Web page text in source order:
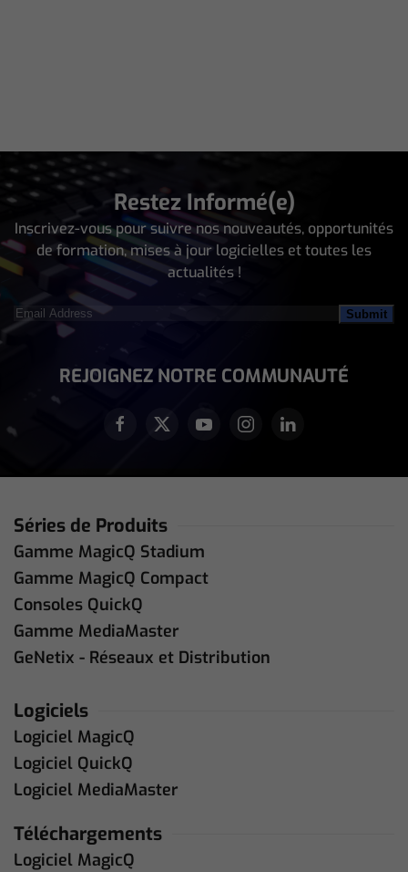
Restez Informé(e)
Inscrivez-vous pour suivre nos nouveautés, opportunités
de formation, mises à jour logicielles et toutes les
actualités !
Email
Address(Nécessaire)
REJOIGNEZ NOTRE COMMUNAUTÉ
Séries de Produits
Gamme MagicQ Stadium
Gamme MagicQ Compact
Consoles QuickQ
Gamme MediaMaster
GeNetix - Réseaux et Distribution
Logiciels
Logiciel MagicQ
Logiciel QuickQ
Logiciel MediaMaster
Téléchargements
Logiciel MagicQ